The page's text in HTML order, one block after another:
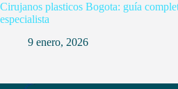
Cirujanos plasticos Bogota: guía
especialista
9 enero, 2026